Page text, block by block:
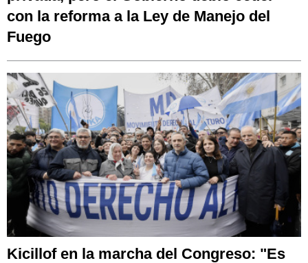
con la reforma a la Ley de Manejo del
Fuego
Kicillof en la marcha del Congreso: "Es